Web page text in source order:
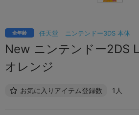
任天堂 ニンテンドー3DS 本体
全年齢
New ニンテンドー2DS
オレンジ
お気に入りアイテム登録数 1人